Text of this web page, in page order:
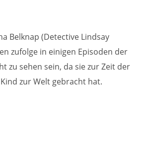
Belknap (Detective Lindsay
zufolge in einigen Episoden der
zu sehen sein, da sie zur Zeit der
zur Welt gebracht hat.